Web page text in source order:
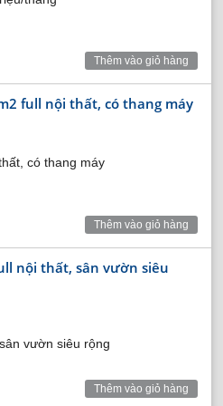
chiếu phim và hơn 1.300 chỗ
Thêm vào giỏ hàng
full nội thất, có thang máy
có thang máy
Thêm vào giỏ hàng
nội thất, sân vườn siêu
vườn siêu rộng
Thêm vào giỏ hàng